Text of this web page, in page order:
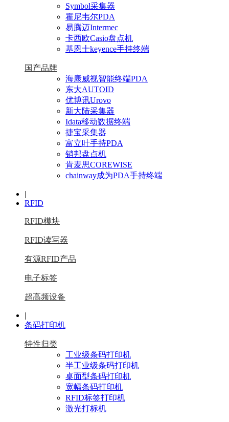
Symbol采集器
霍尼韦尔PDA
易腾迈Intermec
卡西欧Casio盘点机
基恩士keyence手持终端
国产品牌
海康威视智能终端PDA
东大AUTOID
优博讯Urovo
新大陆采集器
Idata移动数据终端
捷宝采集器
富立叶手持PDA
销邦盘点机
肯麦思COREWISE
chainway成为PDA手持终端
|
RFID
RFID模块
RFID读写器
有源RFID产品
电子标签
超高频设备
|
条码打印机
特性归类
工业级条码打印机
半工业级条码打印机
桌面型条码打印机
宽幅条码打印机
RFID标签打印机
激光打标机